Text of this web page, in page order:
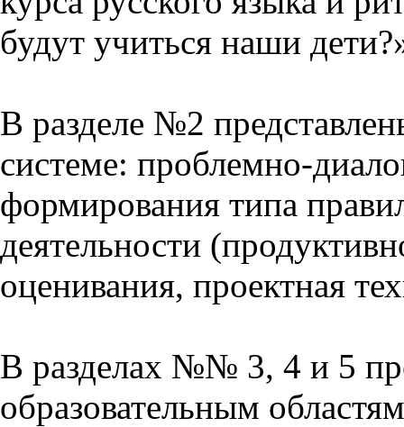
будут учиться наши
В разделе №2
системе: проблемно-
формирования типа
деятельности
оценивания, проектная
В разделах №№ 3, 4 и 5
образовательным